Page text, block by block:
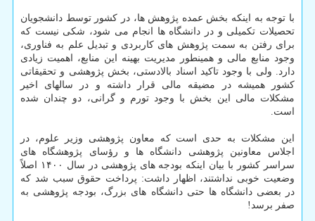
با توجه به اینکه بخش عمده پژوهش ها، در کشور توسط دانشجویان
تحصیلات تکمیلی و در دانشگاه ها انجام می شود، شکی نیست که
برای رفتن به سمت پژوهش های کاربردی و تبدیل علم به فناوری،
وجود منابع مالی و همینطور مدیریت بهینه این منابع، اهمیت زیادی
دارد. ولی با وجود تاکید اسناد بالادستی، بخش پژوهشی و تحقیقاتی
کشور همیشه در مضیقه مالی قرار داشته و در سالهای اخیر
مشکلات مالی این بخش با وجود تورم و گرانی، دو چندان شده
است.
این مشکلات به حدی است که معاون پژوهشی وزیر علوم، در
اجلاس معاونین پژوهشی دانشگاه ها و رؤسای پژوهشگاه های
سراسر کشور با بیان اینکه بودجه های پژوهشی در سال ۱۴۰۰ اصلاً
وضعیت خوبی نداشتند، اظهار داشت: پرداخت حقوق سبب شد که
در بعضی دانشگاه ها حتی دانشگاه های بزرگ، بودجه پژوهشی به
صفر برسد!